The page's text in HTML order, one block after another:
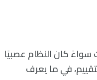
كان النظام عصبيًا
في ما يعرف